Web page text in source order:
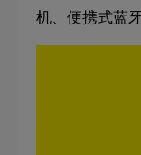
机、便携式蓝